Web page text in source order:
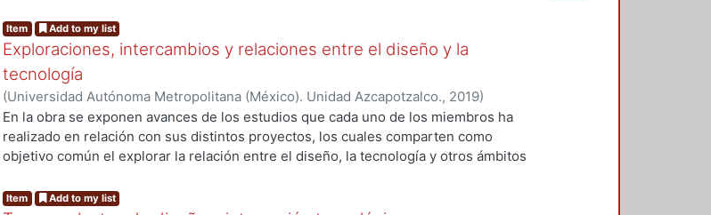
Item Add to my list
Exploraciones, intercambios y relaciones entre el diseño y la
tecnología
(Universidad Autónoma Metropolitana (México). Unidad Azcapotzalco., 2019)
Ferruzca-Navarro, Marco Vinicio;García Madrid, Roberto Adrián;López-Martínez,
Roberto E.;Murillo Islas, Ivonne;Román Meléndez, Ramsses ;Sainz, Itzel;Zizumbo
Alamilla, Alda María
En la obra se exponen avances de los estudios que cada uno de los miembros ha
realizado en relación con sus distintos proyectos, los cuales comparten como
objetivo común el explorar la relación entre el diseño, la tecnología y otros ámbitos
de éstos en la interacción social y productiva. Cada uno de los capítulos, por tanto,
Item Add to my list